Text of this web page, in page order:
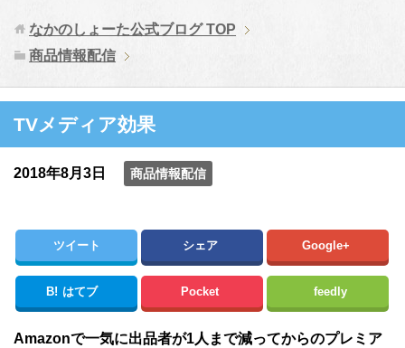
なかのしょーた公式ブログTOP
商品情報配信
TVメディア効果
2018年8月3日 商品情報配信
ツイート シェア Google+
B! はてブ Pocket feedly
Amazonで一気に出品者が1人まで減ってからのプレミア